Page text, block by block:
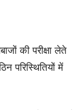
की परीक्षा लेते
परिस्थितियों में